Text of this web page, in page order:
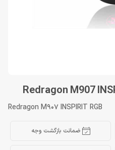
Redragon M907 INSPIRIT RGB
ضمانت بازگشت وجه